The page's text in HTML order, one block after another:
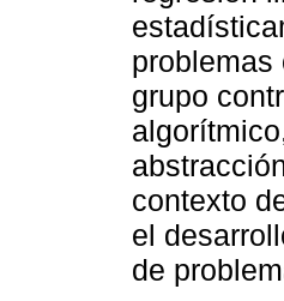
problemas
grupo
contexto
el
de